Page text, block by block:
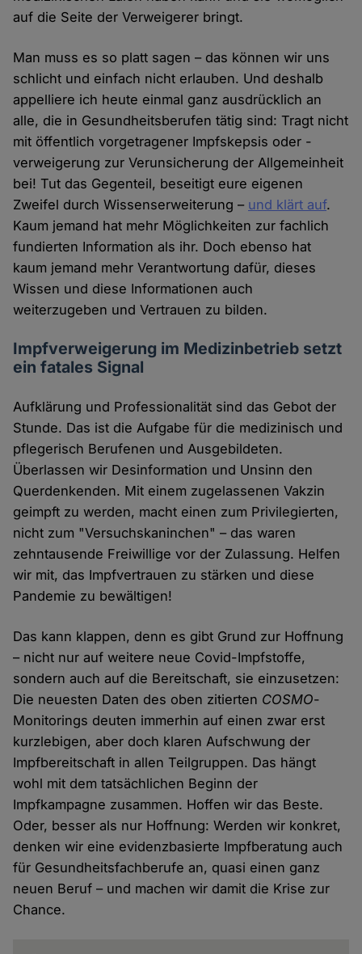
auf die Seite der Verweigerer bringt.
Man muss es so platt sagen – das können wir uns
schlicht und einfach nicht erlauben. Und deshalb
appelliere ich heute einmal ganz ausdrücklich an
alle, die in Gesundheitsberufen tätig sind: Tragt nicht
mit öffentlich vorgetragener Impfskepsis oder -
verweigerung zur Verunsicherung der Allgemeinheit
bei! Tut das Gegenteil, beseitigt eure eigenen
Zweifel durch Wissenserweiterung – und klärt auf.
Kaum jemand hat mehr Möglichkeiten zur fachlich
fundierten Information als ihr. Doch ebenso hat
kaum jemand mehr Verantwortung dafür, dieses
Wissen und diese Informationen auch
weiterzugeben und Vertrauen zu bilden.
Impfverweigerung im Medizinbetrieb setzt
ein fatales Signal
Aufklärung und Professionalität sind das Gebot der
Stunde. Das ist die Aufgabe für die medizinisch und
pflegerisch Berufenen und Ausgebildeten.
Überlassen wir Desinformation und Unsinn den
Querdenkenden. Mit einem zugelassenen Vakzin
geimpft zu werden, macht einen zum Privilegierten,
nicht zum "Versuchskaninchen" – das waren
zehntausende Freiwillige vor der Zulassung. Helfen
wir mit, das Impfvertrauen zu stärken und diese
Pandemie zu bewältigen!
Das kann klappen, denn es gibt Grund zur Hoffnung
– nicht nur auf weitere neue Covid-Impfstoffe,
sondern auch auf die Bereitschaft, sie einzusetzen:
Die neuesten Daten des oben zitierten COSMO-
Monitorings deuten immerhin auf einen zwar erst
kurzlebigen, aber doch klaren Aufschwung der
Impfbereitschaft in allen Teilgruppen. Das hängt
wohl mit dem tatsächlichen Beginn der
Impfkampagne zusammen. Hoffen wir das Beste.
Oder, besser als nur Hoffnung: Werden wir konkret,
denken wir eine evidenzbasierte Impfberatung auch
für Gesundheitsfachberufe an, quasi einen ganz
neuen Beruf – und machen wir damit die Krise zur
Chance.